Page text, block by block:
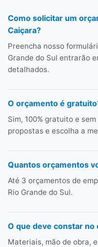
Como solicitar um
Caiçara?
Preencha nosso
Grande do Sul entrarão
detalhados.
O orçamento é
Sim, 100% gratuito e
propostas e escolha a
Quantos orçamentos
Até 3 orçamentos de
Rio Grande do Sul.
O que deve constar no
Materiais, mão de obra,